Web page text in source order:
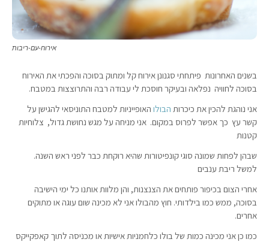
אירוח-עם-ריבות
בשנים האחרונות פיתחתי סגנונן אירוח קל ומתוק בסוכה והפכתי את האירוח
בסוכה לחוויה נפלאה ובעיקר חוסכת לי עבודה רבה והתרוצצות במטבח.
אני נוהגת להכין את כיכרות הבולו האופייניות למטבח התוניסאי להגישן על
קשר עץ כך אפשר לפרוס במקום. אני מניחה על מגש נחושת גדול, צלוחיות
קטנות
שבהן לפחות שמונה סוגי קונפיטורות שהיא רוקחת כבר לפני ראש השנה.
למשל ריבת ענבים
אחרי הצום בכיפור פותחים את הצנצנות, והן מלוות אותנו כל ימי הישיבה
בסוכה, ממש כמו בילדותי. חוץ מהבולו אני לא מכינה שום עוגה או מתוקים
אחרים.
כמו כן אני מכינה כמות של בולו כלחמניות אישיות או מכניסה לתוך קאפקייקס